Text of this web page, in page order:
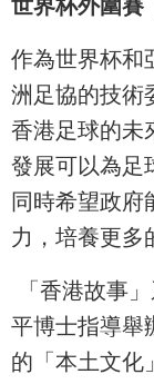
世界杯外圍賽
作為世界杯和
洲足協的技術
香港足球的未
發展可以為足
同時希望政府
力，培養更多
「香港故事
平博士指導舉
的「本土文化